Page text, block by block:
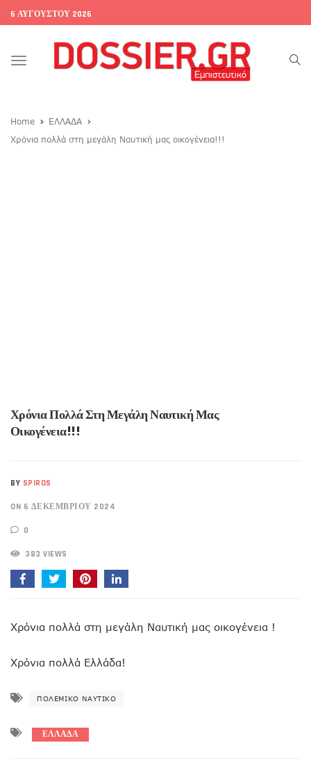
6 ΑΥΓΟΎΣΤΟΥ 2026
Toggle
Home
ΕΛΛΑΔΑ
Χρόνια πολλά στη μεγάλη Ναυτική μας οικογένεια!!!
Χρόνια Πολλά Στη Μεγάλη Ναυτική Μας
Οικογένεια!!!
BY SPIROS
ON 6 ΔΕΚΕΜΒΡΊΟΥ 2024
0
383 VIEWS
Χρόνια πολλά στη μεγάλη Ναυτική μας οικογένεια !
Χρόνια πολλά Ελλάδα!
ΠΟΛΕΜΙΚΌ ΝΑΥΤΙΚΌ
ΕΛΛΑΔΑ